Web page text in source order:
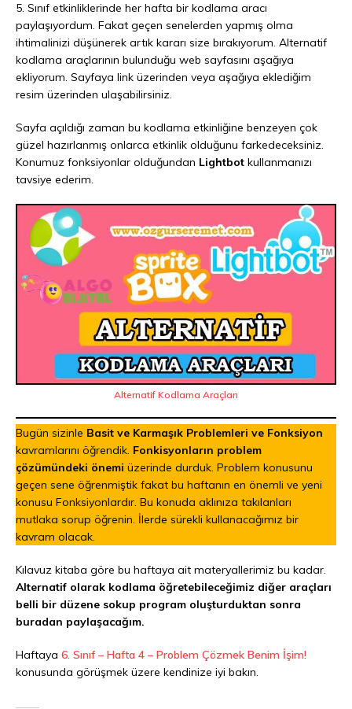
5. Sınıf etkinliklerinde her hafta bir kodlama aracı
paylaşıyordum. Fakat geçen senelerden yapmış olma
ihtimalinizi düşünerek artık kararı size bırakıyorum. Alternatif
kodlama araçlarının bulunduğu web sayfasını aşağıya
ekliyorum. Sayfaya link üzerinden veya aşağıya eklediğim
resim üzerinden ulaşabilirsiniz.
Sayfa açıldığı zaman bu kodlama etkinliğine benzeyen çok
güzel hazırlanmış onlarca etkinlik olduğunu farkedeceksiniz.
Konumuz fonksiyonlar olduğundan Lightbot kullanmanızı
tavsiye ederim.
Alternatif Kodlama Araçları
Bugün sizinle Basit ve Karmaşık Problemleri ve Fonksiyon
kavramlarını öğrendik. Fonkisyonların problem
çözümündeki önemi üzerinde durduk. Problem konusunu
geçen sene öğrenmiştik fakat bu haftanın en önemli ve yeni
konusu Fonksiyonlardır. Bu konuda aklınıza takılanları
mutlaka sorup öğrenin. İlerde sürekli kullanacağımız bir
kavram olacak.
Kılavuz kitaba göre bu haftaya ait materyallerimiz bu kadar.
Alternatif olarak kodlama öğretebileceğimiz diğer araçları
belli bir düzene sokup program oluşturduktan sonra
buradan paylaşacağım.
Haftaya 6. Sınıf – Hafta 4 – Problem Çözmek Benim İşim!
konusunda görüşmek üzere kendinize iyi bakın.